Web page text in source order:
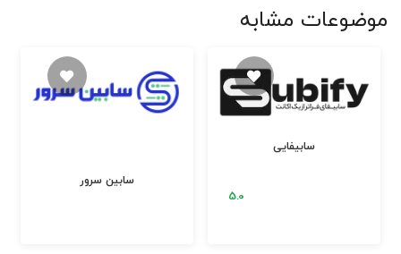
موضوعات مشابه
سابین سرور
سابیفایی